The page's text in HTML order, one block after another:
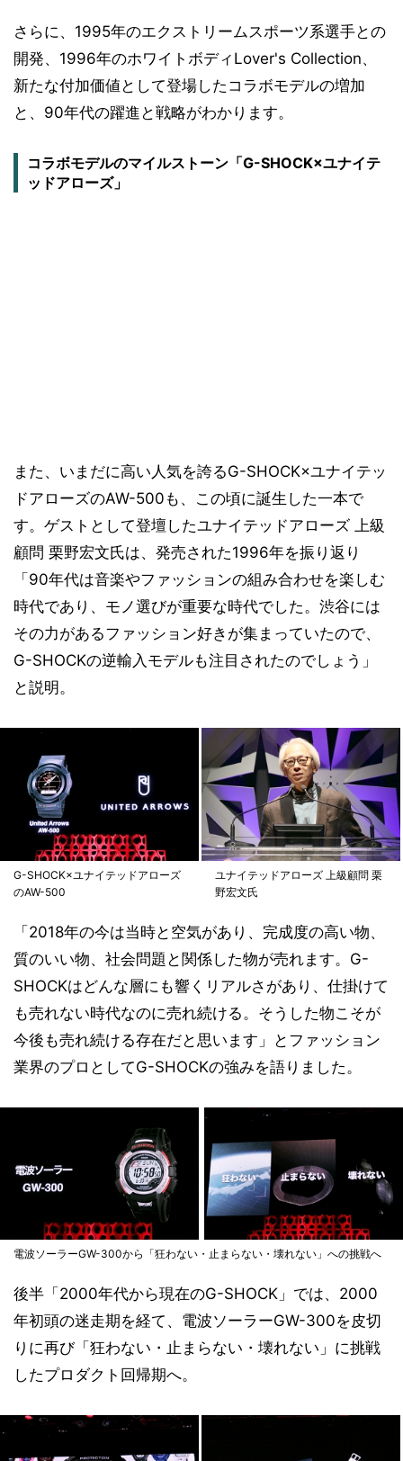
さらに、1995年のエクストリームスポーツ系選手との
開発、1996年のホワイトボディLover's Collection、
新たな付加価値として登場したコラボモデルの増加
と、90年代の躍進と戦略がわかります。
コラボモデルのマイルストーン「G-SHOCK×ユナイテ
ッドアローズ」
また、いまだに高い人気を誇るG-SHOCK×ユナイテッ
ドアローズのAW-500も、この頃に誕生した一本で
す。ゲストとして登壇したユナイテッドアローズ 上級
顧問 栗野宏文氏は、発売された1996年を振り返り
「90年代は音楽やファッションの組み合わせを楽しむ
時代であり、モノ選びが重要な時代でした。渋谷には
その力があるファッション好きが集まっていたので、
G-SHOCKの逆輸入モデルも注目されたのでしょう」
と説明。
G-SHOCK×ユナイテッドアローズ
のAW-500
ユナイテッドアローズ 上級顧問 栗
野宏文氏
「2018年の今は当時と空気があり、完成度の高い物、
質のいい物、社会問題と関係した物が売れます。G-
SHOCKはどんな層にも響くリアルさがあり、仕掛けて
も売れない時代なのに売れ続ける。そうした物こそが
今後も売れ続ける存在だと思います」とファッション
業界のプロとしてG-SHOCKの強みを語りました。
電波ソーラーGW-300から「狂わない・止まらない・壊れない」への挑戦へ
後半「2000年代から現在のG-SHOCK」では、2000
年初頭の迷走期を経て、電波ソーラーGW-300を皮切
りに再び「狂わない・止まらない・壊れない」に挑戦
したプロダクト回帰期へ。